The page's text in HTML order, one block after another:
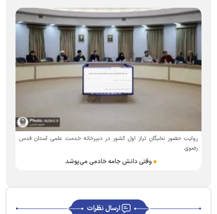
روایت حضور نخبگان تراز اول کشور در دبیرخانه خدمت علمی آستان قدس
رضوی
وقتی دانش جامه خادمی می‌پوشد
ارسال نظرات